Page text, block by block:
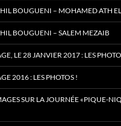
BOUGUENI – MOHAMED ATH
BOUGUENI – SALEM MEZAIB
LE 28 JANVIER 2017 : LES
2016 : LES PHOTOS !
SUR LA JOURNÉE «PIQUE-